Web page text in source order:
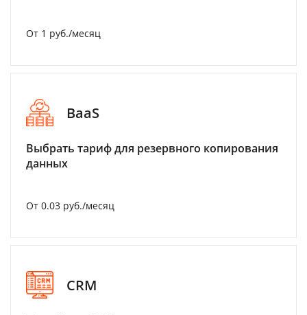
От 1 руб./месяц
BaaS
Выбрать тариф для резервного копирования
данных
От 0.03 руб./месяц
CRM